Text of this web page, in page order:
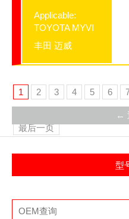
Applicable:
TOYOTA MYVI
丰田 迈威
1 2 3 4 5 6
最后一页
←
型